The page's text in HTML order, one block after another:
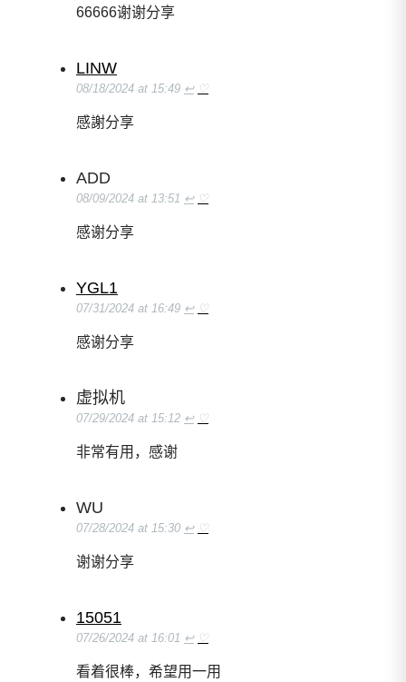
66666谢谢分享
LINW
08/18/2024 at 15:49 ↩ ♡
感謝分享
ADD
08/09/2024 at 13:51 ↩ ♡
感谢分享
YGL1
07/31/2024 at 16:49 ↩ ♡
感谢分享
虚拟机
07/29/2024 at 15:12 ↩ ♡
非常有用，感谢
WU
07/28/2024 at 15:30 ↩ ♡
谢谢分享
15051
07/26/2024 at 16:01 ↩ ♡
看着很棒，希望用一用